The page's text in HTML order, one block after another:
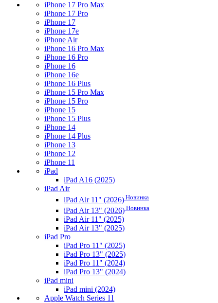
iPhone 17 Pro Max
iPhone 17 Pro
iPhone 17
iPhone 17e
iPhone Air
iPhone 16 Pro Max
iPhone 16 Pro
iPhone 16
iPhone 16e
iPhone 16 Plus
iPhone 15 Pro Max
iPhone 15 Pro
iPhone 15
iPhone 15 Plus
iPhone 14
iPhone 14 Plus
iPhone 13
iPhone 12
iPhone 11
iPad
iPad A16 (2025)
iPad Air
iPad Air 11" (2026) Новинка
iPad Air 13" (2026) Новинка
iPad Air 11" (2025)
iPad Air 13" (2025)
iPad Pro
iPad Pro 11" (2025)
iPad Pro 13" (2025)
iPad Pro 11" (2024)
iPad Pro 13" (2024)
iPad mini
iPad mini (2024)
Apple Watch Series 11